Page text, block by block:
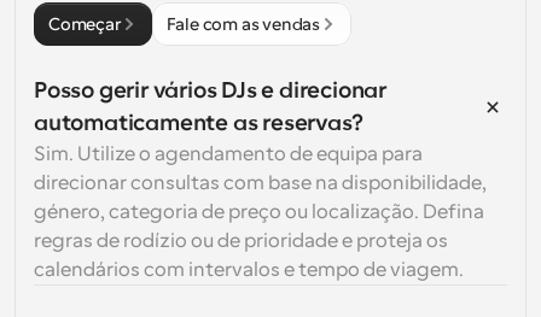
Começar Fale com as vendas
Posso gerir vários DJs e direcionar
automaticamente as reservas?
Sim. Utilize o agendamento de equipa para
direcionar consultas com base na disponibilidade,
género, categoria de preço ou localização. Defina
regras de rodízio ou de prioridade e proteja os
calendários com intervalos e tempo de viagem.